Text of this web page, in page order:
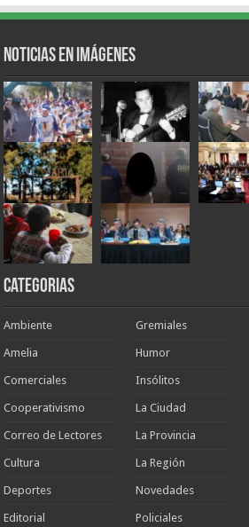
Noticias en Imágenes
Categorias
Ambiente
Amelia
Comerciales
Cooperativismo
Correo de Lectores
Cultura
Deportes
Editorial
Gremiales
Humor
Insólitos
La Ciudad
La Provincia
La Región
Novedades
Policiales